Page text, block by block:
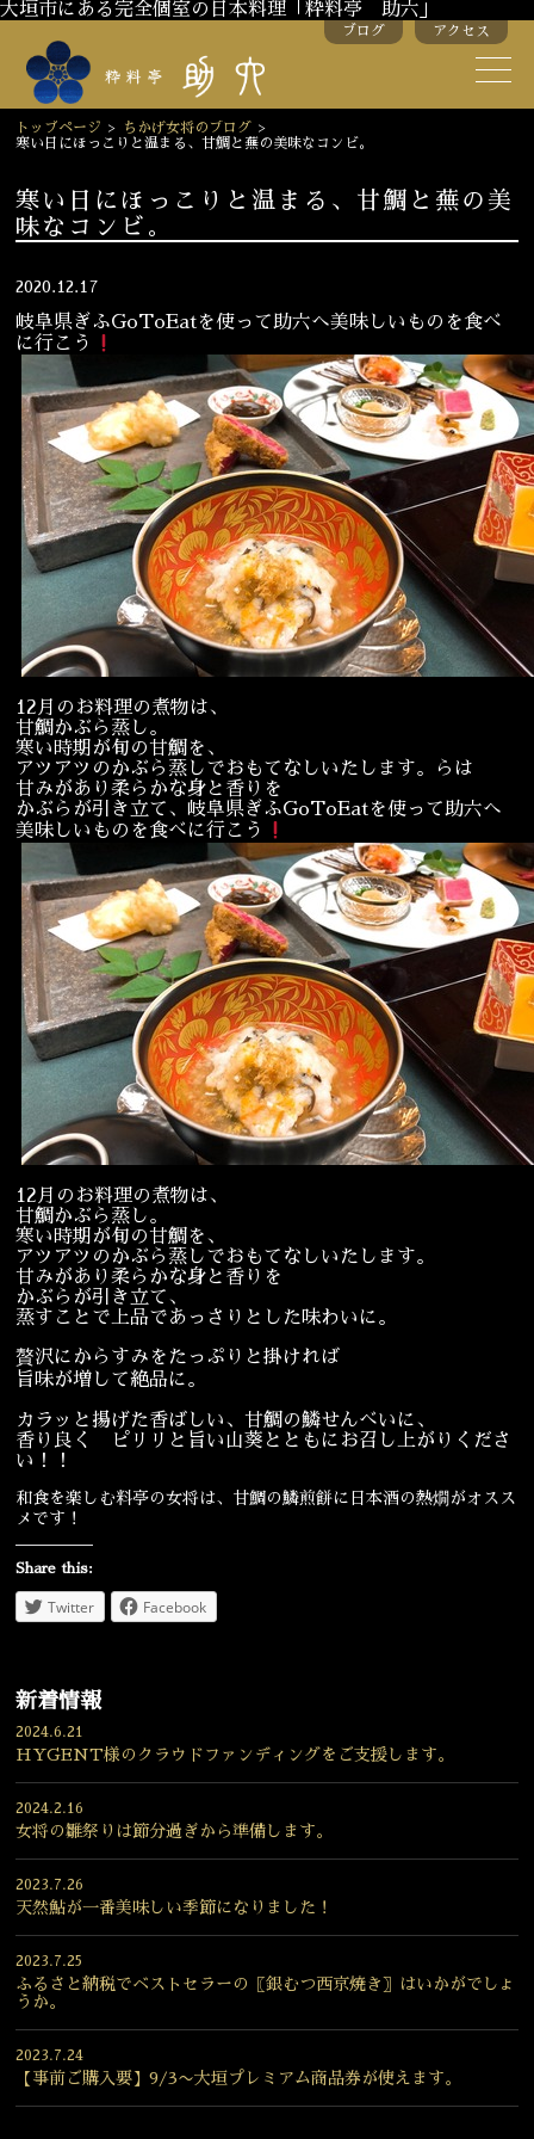
大垣市にある完全個室の日本料理「粋料亭 助六」
ブログ アクセス
トップページ > ちかげ女将のブログ >
寒い日にほっこりと温まる、甘鯛と蕪の美味なコンビ。
寒い日にほっこりと温まる、甘鯛と蕪の美
味なコンビ。
2020.12.17
岐阜県ぎふGoToEatを使って助六へ美味しいものを食べ
に行こう
12月のお料理の煮物は、
甘鯛かぶら蒸し。
寒い時期が旬の甘鯛を、
アツアツのかぶら蒸しでおもてなしいたします。らは
甘みがあり柔らかな身と香りを
かぶらが引き立て、岐阜県ぎふGoToEatを使って助六へ
美味しいものを食べに行こう
12月のお料理の煮物は、
甘鯛かぶら蒸し。
寒い時期が旬の甘鯛を、
アツアツのかぶら蒸しでおもてなしいたします。
甘みがあり柔らかな身と香りを
かぶらが引き立て、
蒸すことで上品であっさりとした味わいに。
贅沢にからすみをたっぷりと掛ければ
旨味が増して絶品に。
カラッと揚げた香ばしい、甘鯛の鱗せんべいに、
香り良く ピリリと旨い山葵とともにお召し上がりくださ
い！！
和食を楽しむ料亭の女将は、甘鯛の鱗煎餅に日本酒の熱燗がオスス
メです！
Share this:
Twitter Facebook
新着情報
2024.6.21
HYGENT様のクラウドファンディングをご支援します。
2024.2.16
女将の雛祭りは節分過ぎから準備します。
2023.7.26
天然鮎が一番美味しい季節になりました！
2023.7.25
ふるさと納税でベストセラーの〖銀むつ西京焼き〗はいかがでしょ
うか。
2023.7.24
【事前ご購入要】9/3〜大垣プレミアム商品券が使えます。
スタッフ紹介
季節のお料理 お弁当
お飲み物
お部屋のご紹介 会議・舞台のご利用
結婚式・披露宴
ご接待 法要
慶事 お顔合わせ
宴会 ウェディング